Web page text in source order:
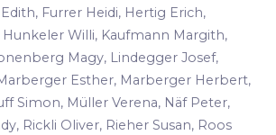
Furrer Heidi, Hertig Erich,
Willi, Kaufmann Margith,
Magy, Lindegger Josef,
Esther, Marberger Herbert,
Simon, Müller Verena, Näf Peter,
Rickli Oliver, Rieher Susan, Roos